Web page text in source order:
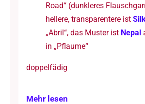
Road“ (dunkleres
hellere, transparentere ist
„Abril“, das Muster ist Nepal
in „Pflaume“
doppelfädig
Mehr lesen